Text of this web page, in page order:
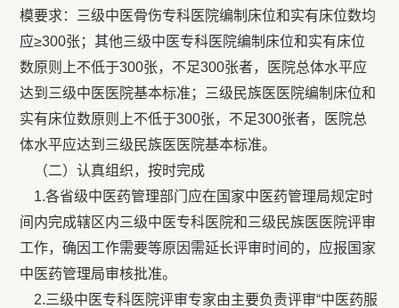
模要求：三级中医骨伤专科医院编制床位和实有床位数均
应≥300张；其他三级中医专科医院编制床位和实有床位
数原则上不低于300张，不足300张者，医院总体水平应
达到三级中医医院基本标准；三级民族医医院编制床位和
实有床位数原则上不低于300张，不足300张者，医院总
体水平应达到三级民族医医院基本标准。
（二）认真组织，按时完成
1.各省级中医药管理部门应在国家中医药管理局规定时
间内完成辖区内三级中医专科医院和三级民族医医院评审
工作，确因工作需要等原因需延长评审时间的，应报国家
中医药管理局审核批准。
2.三级中医专科医院评审专家由主要负责评审“中医药服